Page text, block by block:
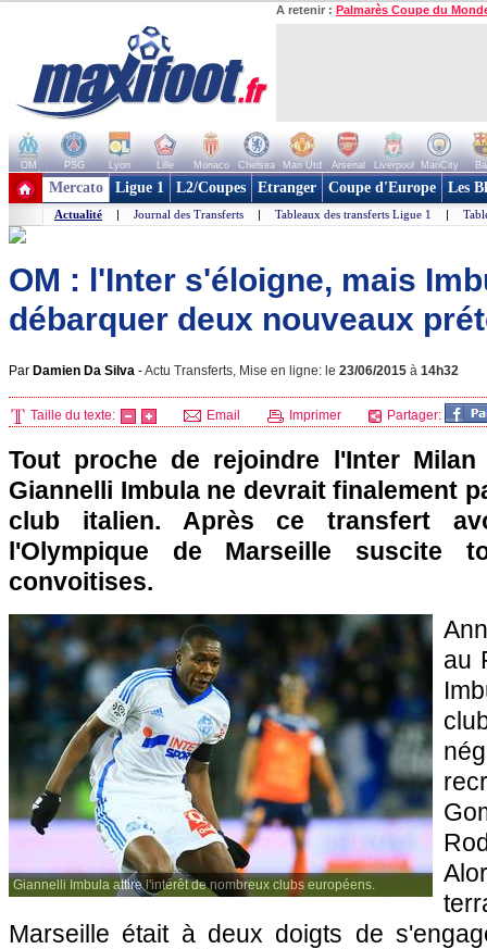
A retenir : Palmarès Coupe du
OM PSG Lyon Lille Monaco Chelsea Man Utd Arsenal Liverpool ManCity
+ de clubs
Mercato Ligue 1 L2/Coupes Etranger Coupe d'Europe Les
Actualité | Journal des Transferts | Tableaux des transferts Ligue 1 |
OM : l'Inter s'éloigne, mais
débarquer deux nouveaux
Par Damien Da Silva -Actu Transferts, Mise en ligne: le 23/06/2015 à 14h32
Taille du texte: Email Imprimer Partager:
Tout proche de rejoindre l'Inter
Giannelli Imbula ne devrait finalement
club italien. Après ce transfert
l'Olympique de Marseille suscite
convoitises.
Giannelli Imbula attire l'intérêt de nombreux clubs européens.
au
Marseille était à deux doigts de